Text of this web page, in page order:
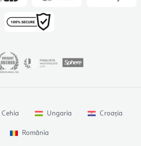
Cehia Ungaria Croația
România